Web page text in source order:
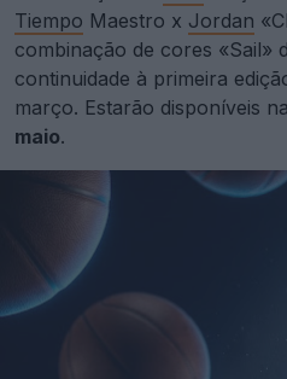
Tiempo Maestro x Jordan
combinação de cores «Sail»
continuidade à primeira
março. Estarão disponíveis na
maio.